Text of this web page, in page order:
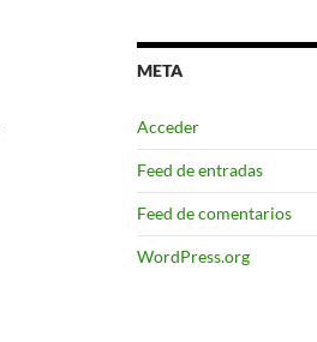
META
Acceder
Feed de entradas
Feed de comentarios
WordPress.org